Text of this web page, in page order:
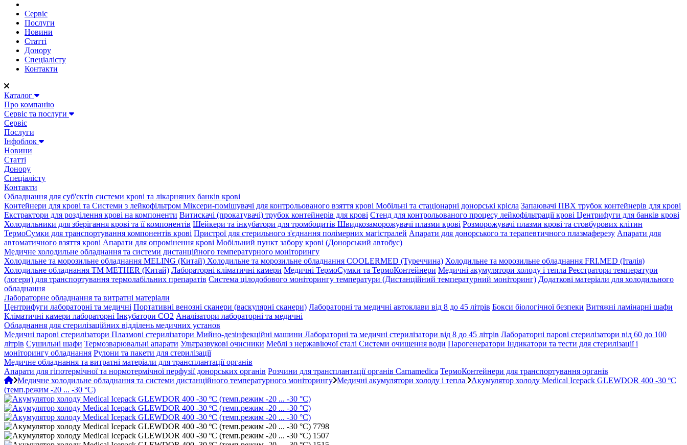
Сервіс
Послуги
Новини
Статті
Донору
Спеціалісту
Контакти
Каталог
Про компанію
Сервіс та послуги
Сервіс
Послуги
Інфоблок
Новини
Статті
Донору
Спеціалісту
Контакти
Обладнання для суб'єктів системи крові та лікарняних банків крові
Контейнери для крові та Системи з лейкофільтром Міксери-помішувачі для контрольованого взяття крові Мобільні та стаціонарні донорські крісла Запаювачі ПВХ трубок контейнерів для крові
Екстрактори для розділення крові на компоненти Витискачі (прокатувачі) трубок контейнерів для крові Стенд для контрольованого процесу лейкофільтрації крові Центрифуги для банків крові
Холодильники для зберігання крові та її компонентів Шейкери та інкубатори для тромбоцитів Швидкозаморожувачі плазми крові Розморожувачі плазми крові та стовбурових клітин
ТермоСумки для транспортування компонентів крові Пристрої для стерильного з'єднання полімерних магістралей Апарати для донорського та терапевтичного плазмаферезу Апарати для
автоматичного взяття крові Апарати для опромінення крові Мобільний пункт забору крові (Донорський автобус)
Медичне холодильне обладнання та системи дистанційного температурного моніторингу
Холодильне та морозильне обладнання MELING (Китай) Холодильне та морозильне обладнання COOLERMED (Туреччина) Холодильне та морозильне обладнання FRI.MED (Італія)
Холодильне обладнання TM METHER (Китай) Лабораторні кліматичні камери Медичні ТермоСумки та ТермоКонтейнери Медичні акумулятори холоду і тепла Реєстратори температури
(логери) для транспортування термолабільних препаратів Система цілодобового моніторингу температури (Дистанційний температурний моніторинг) Додаткові матеріали для холодильного
обладнання
Лабораторне обладнання та витратні матеріали
Центрифуги лабораторні та медичні Портативні венозні сканери (васкулярні сканери) Лабораторні та медичні автоклави від 8 до 45 літрів Бокси біологічної безпеки Витяжні ламінарні шафи
Кліматичні камери лабораторні Інкубатори СО2 Аналізатори лабораторні та медичні
Обладнання для стерилізаційних відділень медичних установ
Медичні парові стерилізатори Плазмові стерилізатори Мийно-дезінфекційні машини Лабораторні та медичні стерилізатори від 8 до 45 літрів Лабораторні парові стерилізатори від 60 до 100
літрів Сушильні шафи Термозварювальні апарати Ультразвукові очисники Меблі з нержавіючої сталі Системи очищення води Парогенератори Індикатори та тести для стерилізації і
моніторингу обладнання Рулони та пакети для стерилізації
Медичне обладнання та витратні матеріали для трансплантації органів
Апарати для гіпотермічної та нормотермічної перфузії донорських органів Розчини для трансплантації органів Carnamedica ТермоКонтейнери для транспортування органів
Медичне холодильне обладнання та системи дистанційного температурного моніторингу Медичні акумулятори холоду і тепла
Акумулятор холоду Medical Icepack GLEWDOR 400 -30 ºC
(темп.режим -20 ... -30 °С)